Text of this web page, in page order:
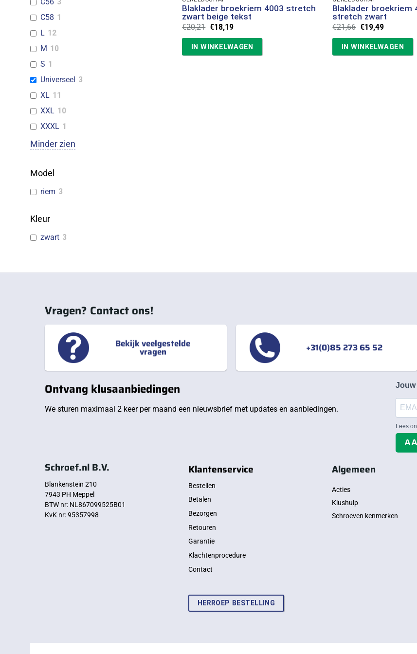
C56 3
C58 1
L 12
M 10
S 1
Universeel 3
XL 11
XXL 10
XXXL 1
Minder zien
Model
riem 3
Kleur
zwart 3
Blaklader broekriem 4003 stretch
zwart beige tekst
€20,21 Oorspronkelijke
prijs
€20,21.
€18,19Huidige
€18,19.
IN WINKELWAGEN
Blaklader broekriem
stretch zwart
€21,66 Oorspronkelijke
prijs
€21,66.
€19,49Huidige
€19,49.
IN WINKELWAGEN
Vragen? Contact ons!
Bekijk veelgestelde
vragen +31(0)85 273 65 52
Ontvang klusaanbiedingen
We sturen maximaal 2 keer per maand een nieuwsbrief met updates en aanbiedingen.
Jouw
Lees
Schroef.nl B.V.
Blankenstein 210
7943 PH Meppel
BTW nr: NL867099525B01
KvK nr: 95357998
Klantenservice
Bestellen
Betalen
Bezorgen
Retouren
Garantie
Klachtenprocedure
Contact
HERROEP BESTELLING
Algemeen
Acties
Klushulp
Schroeven kenmerken